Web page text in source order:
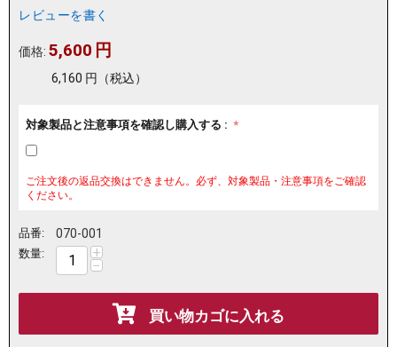
レビューを書く
価格: 5,600 円
6,160 円 （税込）
対象製品と注意事項を確認し購入する :
ご注文後の返品交換はできません。必ず、対象製品・注意事項をご確認
ください。
品番: 070-001
数量: +
−
買い物カゴに入れる